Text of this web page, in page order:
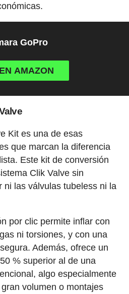
GoPro
AMAZON
Kit es una de esas
que marcan la diferencia
Este kit de conversión
Clik Valve sin
ni las válvulas tubeless ni la
por clic permite inflar con
ni torsiones, y con una
Además, ofrece un
% superior al de una
algo especialmente
volumen o montajes